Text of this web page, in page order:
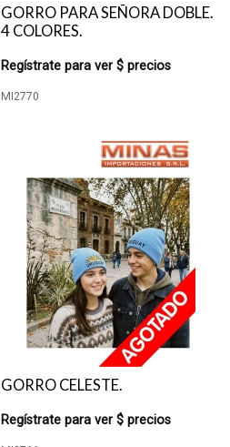
GORRO PARA SEÑORA DOBLE.
4 COLORES.
Regístrate para ver $ precios
MI2770
GORRO CELESTE.
Regístrate para ver $ precios